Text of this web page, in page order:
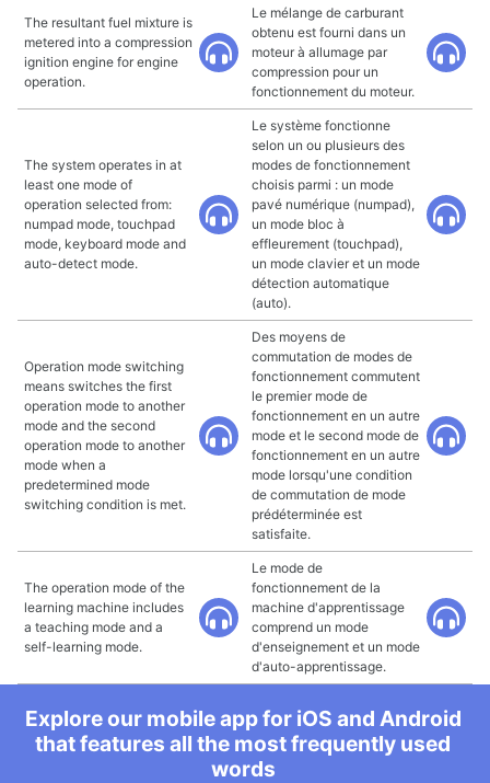
The resultant fuel mixture is
metered into a compression
ignition engine for engine
operation.
Le mélange de carburant
obtenu est fourni dans un
moteur à allumage par
compression pour un
fonctionnement du moteur.
The system operates in at
least one mode of
operation selected from:
numpad mode, touchpad
mode, keyboard mode and
auto-detect mode.
Le système fonctionne
selon un ou plusieurs des
modes de fonctionnement
choisis parmi : un mode
pavé numérique (numpad),
un mode bloc à
effleurement (touchpad),
un mode clavier et un mode
détection automatique
(auto).
Operation mode switching
means switches the first
operation mode to another
mode and the second
operation mode to another
mode when a
predetermined mode
switching condition is met.
Des moyens de
commutation de modes de
fonctionnement commutent
le premier mode de
fonctionnement en un autre
mode et le second mode de
fonctionnement en un autre
mode lorsqu'une condition
de commutation de mode
prédéterminée est
satisfaite.
The operation mode of the
learning machine includes
a teaching mode and a
self-learning mode.
Le mode de
fonctionnement de la
machine d'apprentissage
comprend un mode
d'enseignement et un mode
d'auto-apprentissage.
Explore our mobile app for iOS and Android
that features all the most frequently used
words